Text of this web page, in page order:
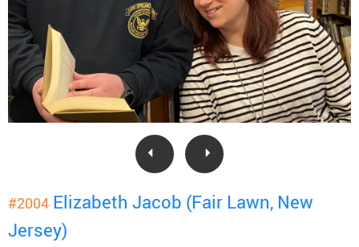
#2004 Elizabeth Jacob (Fair Lawn, New
Jersey)